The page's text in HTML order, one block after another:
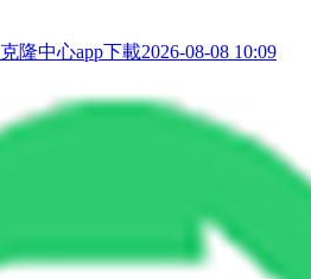
克隆中心app下載2026-08-08 10:09